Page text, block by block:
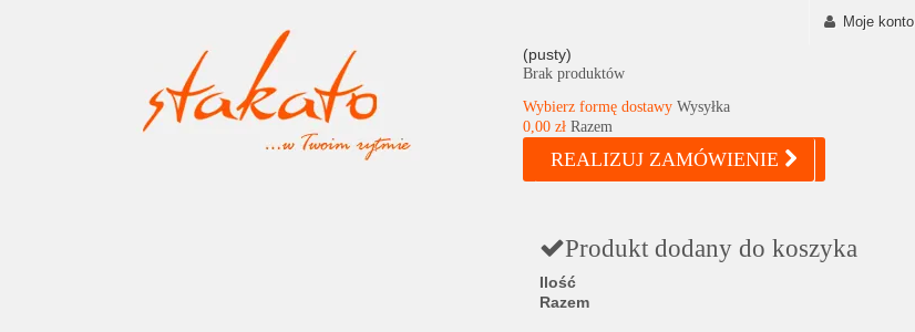
Moje konto
(pusty)
Brak produktów
Wybierz formę dostawy Wysyłka
0,00 zł Razem
REALIZUJ ZAMÓWIENIE
Produkt dodany do koszyka
Ilość
Razem